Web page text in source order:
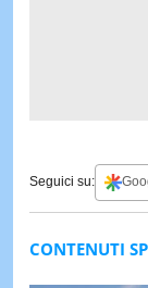
Seguici su: